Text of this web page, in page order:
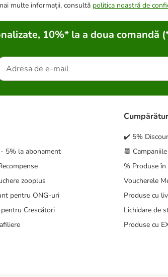
multe informații, consultă politica noastră de
10%* la a doua comandă
5% la abonament
zooplus
pentru ONG-uri
Crescători
✔️ 5%
📆
% Produse
Voucherele
Produse cu
Lichidare de
Produse cu